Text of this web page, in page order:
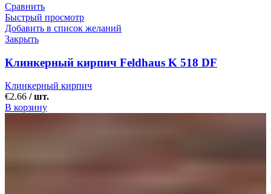
Сравнить
Быстрый просмотр
Добавить в список желаний
Закрыть
Клинкерный кирпич Feldhaus K 518 DF
Клинкерный кирпич
€2.66 / шт.
В корзину